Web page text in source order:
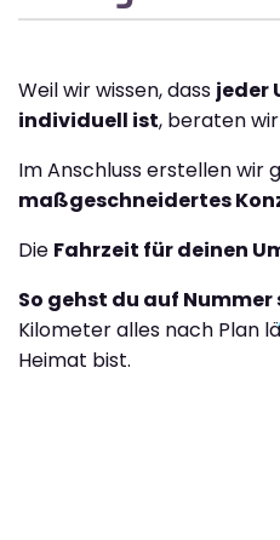
Weil wir wissen, dass jeder
individuell ist, beraten
Im Anschluss erstellen wir
maßgeschneidertes
Die Fahrzeit für deinen
So gehst du auf Nummer
Kilometer alles nach Plan
Heimat bist.